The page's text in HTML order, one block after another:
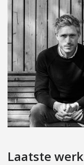
Laatste werk